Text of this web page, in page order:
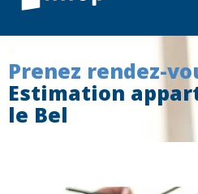
Prenez rendez-
Estimation
le Bel